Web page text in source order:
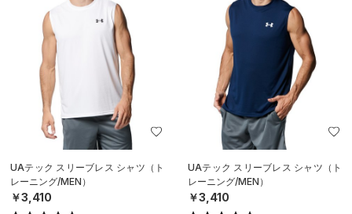
UAテック スリーブレス シャツ（ト
レーニング/MEN）
￥3,410
UAテック スリーブレス シャツ（ト
レーニング/MEN）
￥3,410